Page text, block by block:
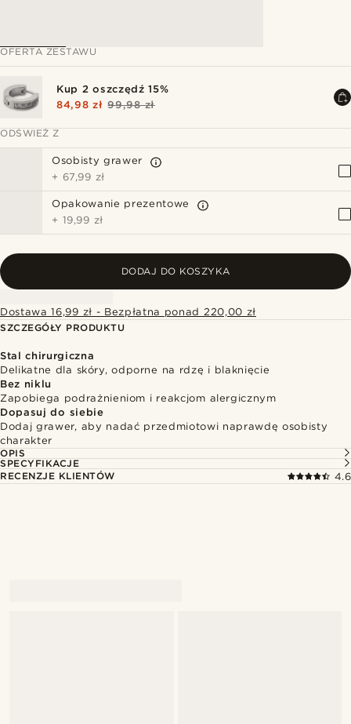
OFERTA ZESTAWU
Kup 2 oszczędź 15%
84,98 zł 99,98 zł
ODŚWIEŻ Z
Osobisty grawer
+ 67,99 zł
Opakowanie prezentowe
+ 19,99 zł
DODAJ DO KOSZYKA
Dostawa 16,99 zł - Bezpłatna ponad 220,00 zł
SZCZEGÓŁY PRODUKTU
Stal chirurgiczna
Delikatne dla skóry, odporne na rdzę i blaknięcie
Bez niklu
Zapobiega podrażnieniom i reakcjom alergicznym
Dopasuj do siebie
Dodaj grawer, aby nadać przedmiotowi naprawdę osobisty
charakter
OPIS
SPECYFIKACJE
RECENZJE KLIENTÓW
4.6